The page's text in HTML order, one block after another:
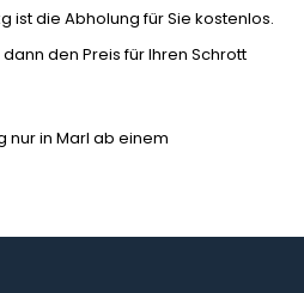
ist die Abholung für Sie kostenlos.
den Preis für Ihren Schrott
nur in Marl ab einem